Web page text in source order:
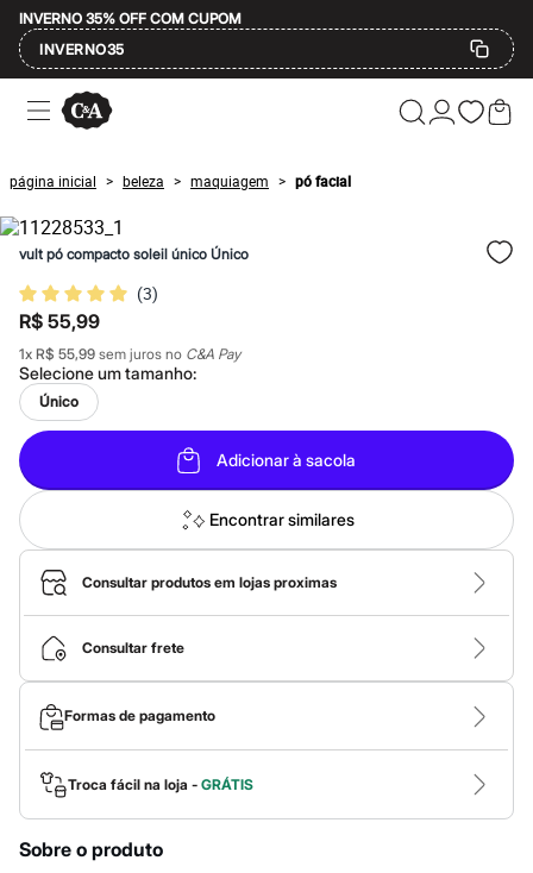
INVERNO 35% OFF COM CUPOM
INVERNO35
Ofertas
Compre por Departamento
Masculino
Infantil
Calçados
Mindse7
Plus Size
Até 20% off
Até 40% off
Até 60% off
A partir de 60% off
Feminino
Em alta
Inverno
Alfaiataria
Novidades
Roupas
Blusas e Camisetas
Básicos
Calças
Casacos e Jaquetas
Jeans
Macacões
Saias
Shorts e Bermudas
Vestidos
Acessórios
Bolsas
Bonés e Chapéus
Bijoux
Cintos
Óculos
Relógios
Calçados
Botas
página inicial > beleza > maquiagem > pó facial
vult pó compacto soleil único Único
(3)
R$ 55,99
1x R$ 55,99 sem juros no C&A Pay
Selecione umtamanho:
Único
Adicionar à sacola
Encontrar similares
Consultar produtos em lojas proximas
Consultar frete
Formas de pagamento
Troca fácil na loja - GRÁTIS
Sobre o produto